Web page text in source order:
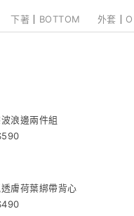
下著┃BOTTOM 外套